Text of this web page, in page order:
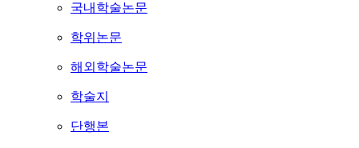
국내학술논문
학위논문
해외학술논문
학술지
단행본